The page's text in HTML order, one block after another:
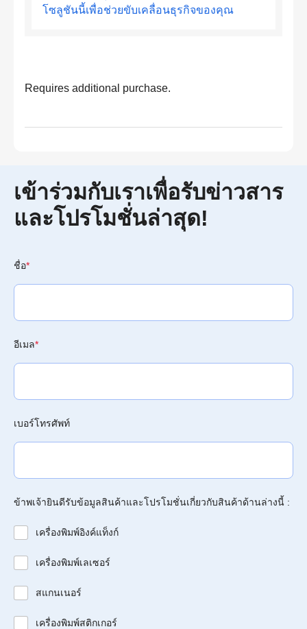
โซลูชันนี้เพื่อช่วยขับเคลื่อนธุรกิจของคุณ
Requires additional purchase.
เข้าร่วมกับเราเพื่อรับข่าวสาร
และโปรโมชั่นล่าสุด!
ชื่อ*
อีเมล*
เบอร์โทรศัพท์
ข้าพเจ้ายินดีรับข้อมูลสินค้าและโปรโมชั่นเกี่ยวกับสินค้าด้านล่างนี้ :
เครื่องพิมพ์อิงค์แท็งก์
เครื่องพิมพ์เลเซอร์
สแกนเนอร์
เครื่องพิมพ์สติกเกอร์